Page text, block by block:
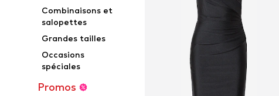
Combinaisons et
salopettes
Grandes tailles
Occasions
spéciales
Promos